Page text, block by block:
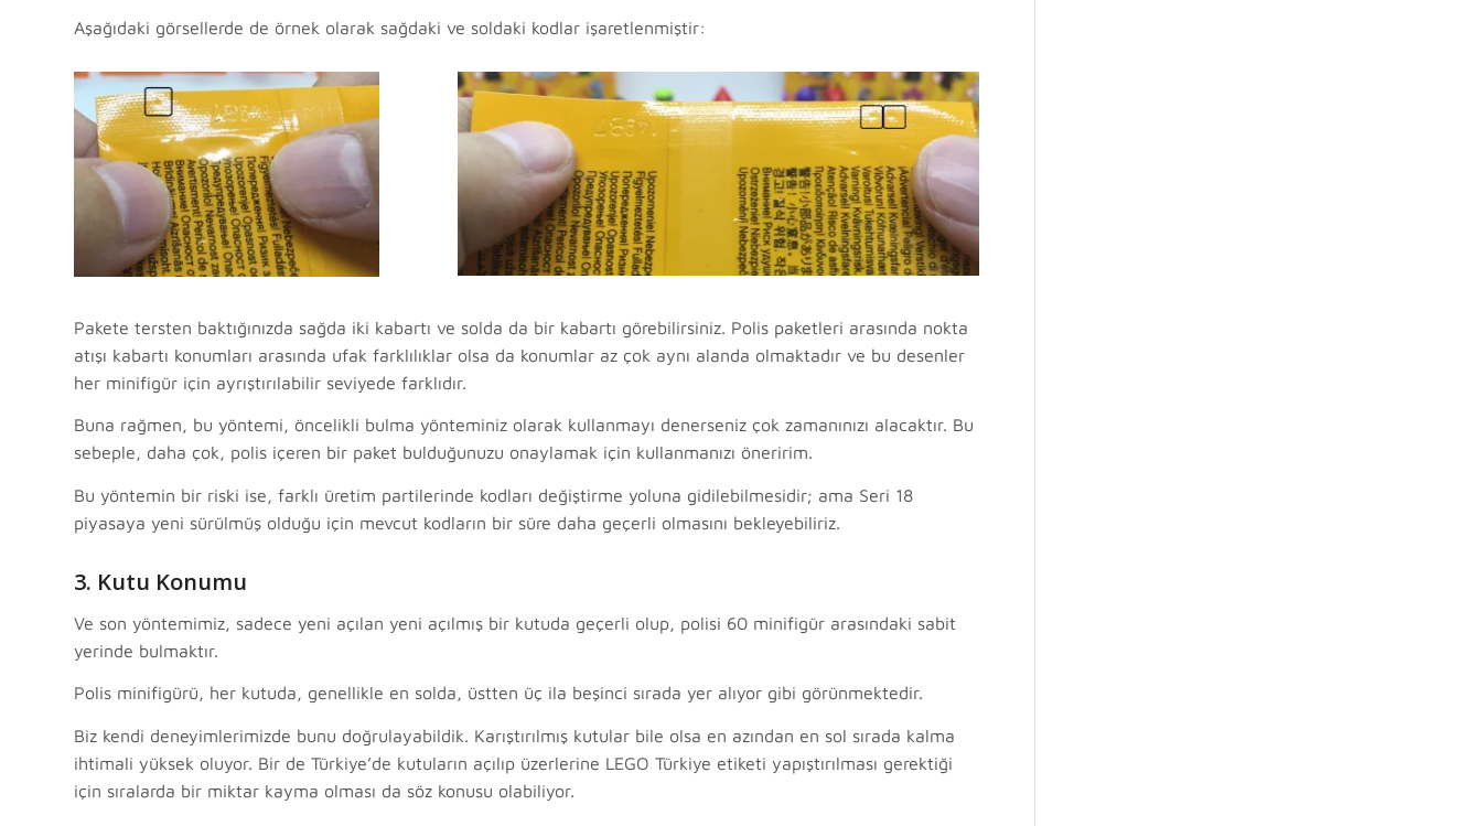
Aşağıdaki görsellerde de örnek olarak sağdaki ve soldaki kodlar işaretlenmiştir:
Pakete tersten baktığınızda sağda iki kabartı ve solda da bir kabartı görebilirsiniz. Polis paketleri arasında nokta
atışı kabartı konumları arasında ufak farklılıklar olsa da konumlar az çok aynı alanda olmaktadır ve bu desenler
her minifigür için ayrıştırılabilir seviyede farklıdır.
Buna rağmen, bu yöntemi, öncelikli bulma yönteminiz olarak kullanmayı denerseniz çok zamanınızı alacaktır. Bu
sebeple, daha çok, polis içeren bir paket bulduğunuzu onaylamak için kullanmanızı öneririm.
Bu yöntemin bir riski ise, farklı üretim partilerinde kodları değiştirme yoluna gidilebilmesidir; ama Seri 18
piyasaya yeni sürülmüş olduğu için mevcut kodların bir süre daha geçerli olmasını bekleyebiliriz.
3. Kutu Konumu
Ve son yöntemimiz, sadece yeni açılan yeni açılmış bir kutuda geçerli olup, polisi 60 minifigür arasındaki sabit
yerinde bulmaktır.
Polis minifigürü, her kutuda, genellikle en solda, üstten üç ila beşinci sırada yer alıyor gibi görünmektedir.
Biz kendi deneyimlerimizde bunu doğrulayabildik. Karıştırılmış kutular bile olsa en azından en sol sırada kalma
ihtimali yüksek oluyor. Bir de Türkiye’de kutuların açılıp üzerlerine LEGO Türkiye etiketi yapıştırılması gerektiği
için sıralarda bir miktar kayma olması da söz konusu olabiliyor.